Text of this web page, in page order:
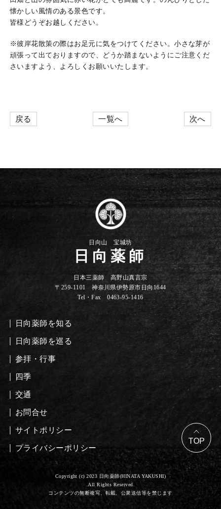
懐かしい風情のある景色です。
皆様どうぞお越しください。
※彼岸花散策の際はお足元に気をつけてください。小さな芽が
頑張って出ておりますので、どうか踏まないようにご注意くだ
さいますよう、よろしくお願いいたします。
戻る 一覧へ 次へ
日向山 宝城坊
日向薬師
日本三薬師 高野山真言宗
〒259-1101 神奈川県伊勢原市日向1644
Tel・Fax 0463-95-1416
日向薬師を知る
日向薬師を巡る
参拝・行事
四季
交通
お問合せ
サイトポリシー
プライバシーポリシー
Copyright (c) 2023 日向薬師(HINATA YAKUSHI)
.All Rights Reserved.
コンテンツの無断複写、転載、公衆送信等を禁じます